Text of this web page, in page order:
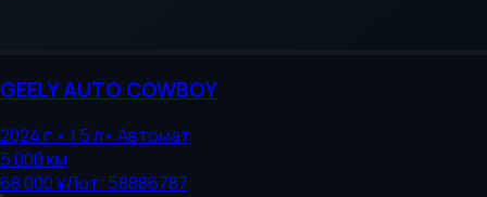
GEELY AUTO COWBOY
2024г.• 1.5л• Автомат
5 000км
68 000 ¥Лот: 58886787